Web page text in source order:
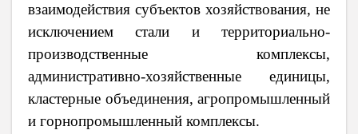
взаимодействия субъектов хозяйствования, не
исключением стали и территориально-
производственные комплексы,
административно-хозяйственные единицы,
кластерные объединения, агропромышленный
и горнопромышленный комплексы.